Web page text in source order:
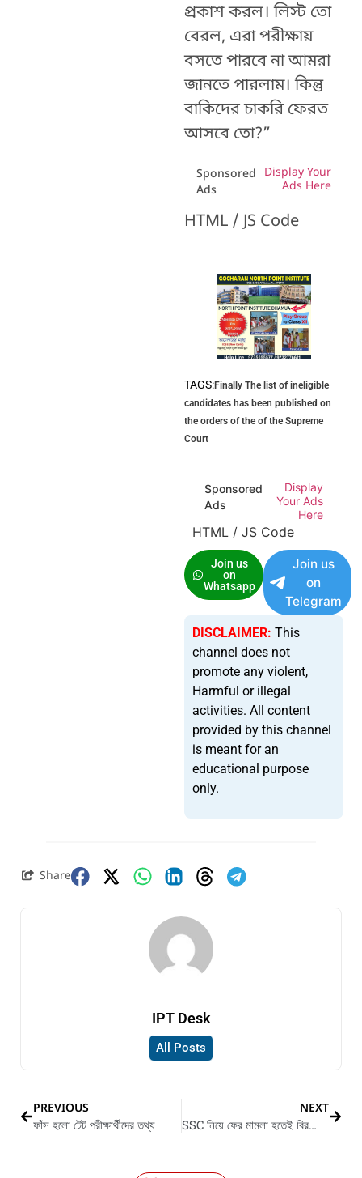
প্রকাশ করল। লিস্ট তো
বেরল, এরা পরীক্ষায়
বসতে পারবে না আমরা
জানতে পারলাম। কিন্তু
বাকিদের চাকরি ফেরত
আসবে তো?”
Sponsored
Ads
Display Your
Ads Here
HTML / JS Code
TAGS:Finally The list of ineligible
candidates has been published on
the orders of the of the Supreme
Court
Sponsored
Ads
Display
Your Ads
Here
HTML / JS Code
Join us
on
Whatsapp
Join us
on
Telegram
DISCLAIMER: This
channel does not
promote any violent,
Harmful or illegal
activities. All content
provided by this channel
is meant for an
educational purpose
only.
Share
IPT Desk
All Posts
PREVIOUS
ফাঁস হলো টেট পরীক্ষার্থীদের তথ্য
NEXT
SSC নিয়ে ফের মামলা হতেই বিরক্তি প্রকাশ করল সুপ্রিম কোর্ট